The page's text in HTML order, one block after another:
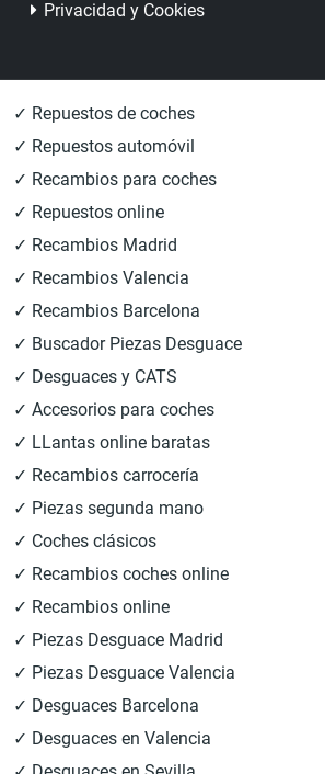
Privacidad y Cookies
✓ Repuestos de coches
✓ Repuestos automóvil
✓ Recambios para coches
✓ Repuestos online
✓ Recambios Madrid
✓ Recambios Valencia
✓ Recambios Barcelona
✓ Buscador Piezas Desguace
✓ Desguaces y CATS
✓ Accesorios para coches
✓ LLantas online baratas
✓ Recambios carrocería
✓ Piezas segunda mano
✓ Coches clásicos
✓ Recambios coches online
✓ Recambios online
✓ Piezas Desguace Madrid
✓ Piezas Desguace Valencia
✓ Desguaces Barcelona
✓ Desguaces en Valencia